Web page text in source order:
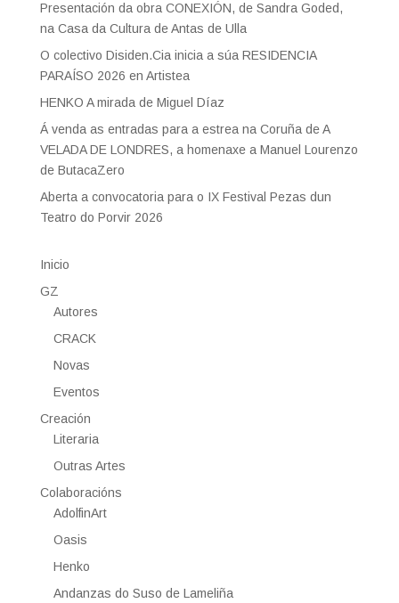
Presentación da obra CONEXIÓN, de Sandra Goded,
na Casa da Cultura de Antas de Ulla
O colectivo Disiden.Cia inicia a súa RESIDENCIA
PARAÍSO 2026 en Artistea
HENKO A mirada de Miguel Díaz
Á venda as entradas para a estrea na Coruña de A
VELADA DE LONDRES, a homenaxe a Manuel Lourenzo
de ButacaZero
Aberta a convocatoria para o IX Festival Pezas dun
Teatro do Porvir 2026
Inicio
GZ
Autores
CRACK
Novas
Eventos
Creación
Literaria
Outras Artes
Colaboracións
AdolfinArt
Oasis
Henko
Andanzas do Suso de Lameliña